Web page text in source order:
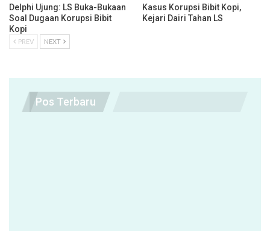
Delphi Ujung: LS Buka-Bukaan
Soal Dugaan Korupsi Bibit
Kopi
Kasus Korupsi Bibit Kopi,
Kejari Dairi Tahan LS
PREV NEXT
Pos Terbaru